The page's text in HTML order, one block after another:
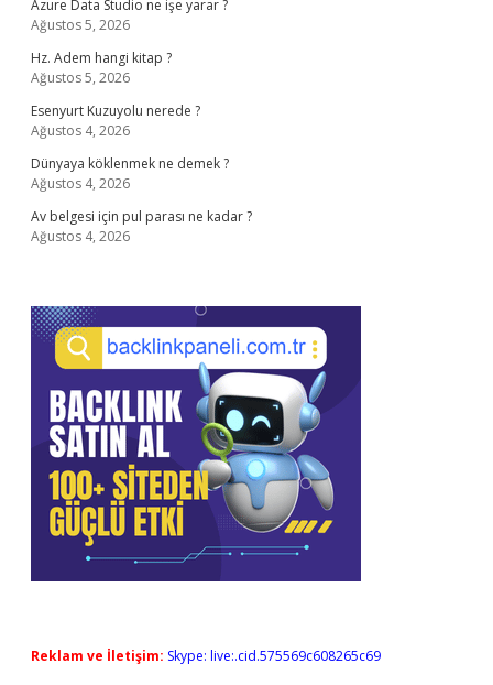
Azure Data Studio ne işe yarar ?
Ağustos 5, 2026
Hz. Adem hangi kitap ?
Ağustos 5, 2026
Esenyurt Kuzuyolu nerede ?
Ağustos 4, 2026
Dünyaya köklenmek ne demek ?
Ağustos 4, 2026
Av belgesi için pul parası ne kadar ?
Ağustos 4, 2026
Reklam ve İletişim: Skype: live:.cid.575569c608265c69